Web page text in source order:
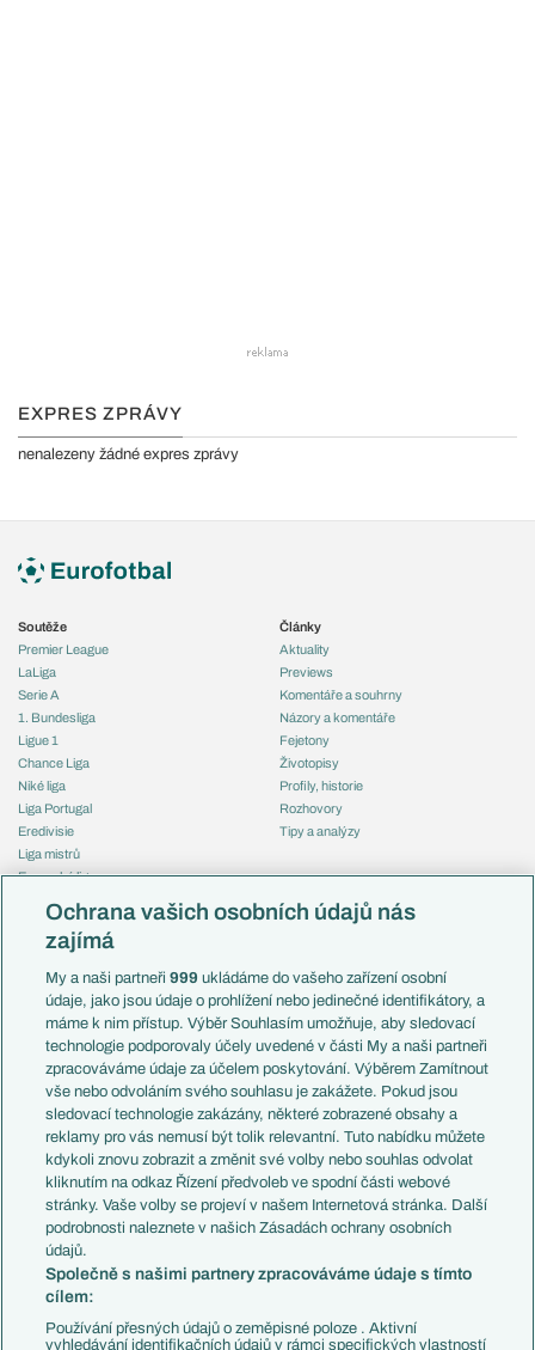
EXPRES ZPRÁVY
nenalezeny žádné expres zprávy
Soutěže
Premier League
LaLiga
Serie A
1. Bundesliga
Ligue 1
Chance Liga
Niké liga
Liga Portugal
Eredivisie
Liga mistrů
Evropská liga
Mistrovství světa
Liga národů
Témata
Představení týmů MS
EuroSkauting
PL v kostce
Evropské koeficienty
Přestupy
Přestupové spekulace
Zranění
Kluby
Arsenal FC
Chelsea FC
Manchester United
AC Milán
Juventus FC
Bayern Mnichov
Články
Aktuality
Previews
Komentáře a souhrny
Názory a komentáře
Fejetony
Životopisy
Profily, historie
Rozhovory
Tipy a analýzy
Česko
Francie
Itálie
Německo
Španělsko
Argentina
Brazílie
Přestupy
Zápasy
Livescore
Tipovací soutěž
Ochrana vašich osobních údajů nás
zajímá
My a naši partneři999 ukládáme do vašeho zařízení osobní
údaje, jako jsou údaje o prohlížení nebo jedinečné identifikátory, a
máme k nim přístup. Výběr Souhlasím umožňuje, aby sledovací
technologie podporovaly účely uvedené v části My a naši partneři
zpracováváme údaje za účelem poskytování. Výběrem Zamítnout
vše nebo odvoláním svého souhlasu je zakážete. Pokud jsou
sledovací technologie zakázány, některé zobrazené obsahy a
reklamy pro vás nemusí být tolik relevantní. Tuto nabídku můžete
kdykoli znovu zobrazit a změnit své volby nebo souhlas odvolat
kliknutím na odkaz Řízení předvoleb ve spodní části webové
stránky. Vaše volby se projeví v našem Internetová stránka. Další
podrobnosti naleznete v našich Zásadách ochrany osobních
údajů.
Společně s našimi partnery zpracováváme údaje s tímto
cílem:
Používání přesných údajů o zeměpisné poloze . Aktivní
vyhledávání identifikačních údajů v rámci specifických vlastností